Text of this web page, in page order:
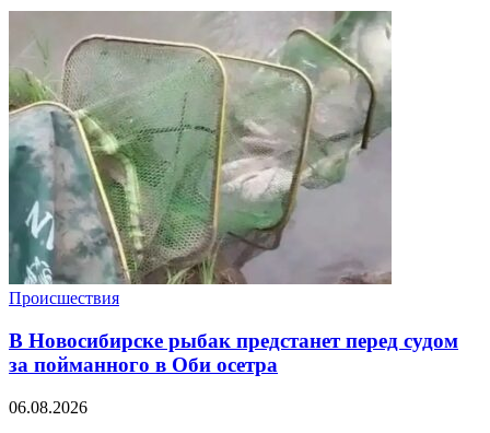
Происшествия
В Новосибирске рыбак предстанет перед судом
за пойманного в Оби осетра
06.08.2026